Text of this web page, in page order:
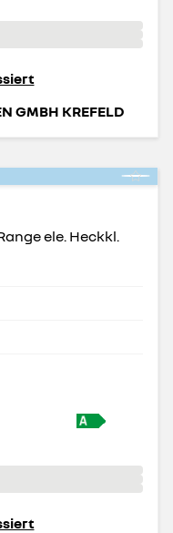
GMBH KREFELD
ele. Heckkl.